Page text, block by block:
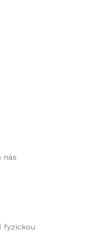
nás
fyzickou